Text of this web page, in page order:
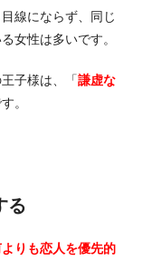
線にならず、同じ
女性は多いです。
子様は、「謙虚な
。
る
りも恋人を優先的